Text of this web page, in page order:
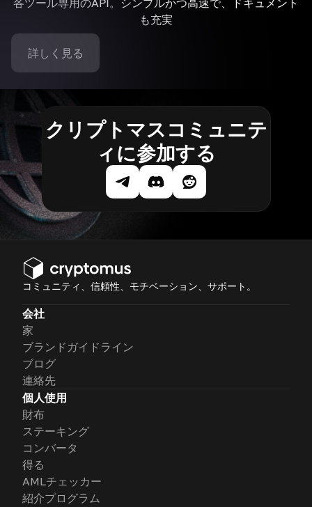
各ツール専用のAPI。シンプルかつ高速で、ドキュメント
も充実
詳しく見る
クリプトマスコミュニテ
ィに参加する
コミュニティ、信頼性、モチベーション、サポート。
会社
家
ブランドガイドライン
ブログ
連絡先
個人使用
財布
ステーキング
コンバータ
得る
AMLチェッカー
紹介プログラム